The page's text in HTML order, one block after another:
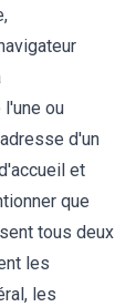
ou
d'un
et
que
tous deux
les
les